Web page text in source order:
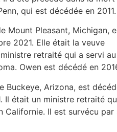
qui est décédée en 2011.
Mount Pleasant, Michigan,
2021. Elle était la veuve
ministre retraité qui a servi au
Owen est décédé en
Buckeye, Arizona, est
Il était un ministre retraité
Californie. Il est survécu par